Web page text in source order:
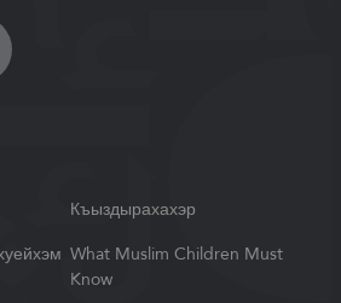
Къыздырахахэр
What Muslim Children Must
Know